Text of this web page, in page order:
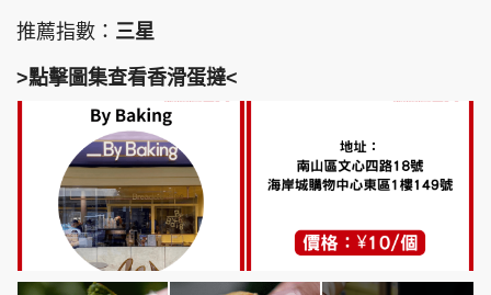
推薦指數： 三星
>點擊圖集查看香滑蛋撻<